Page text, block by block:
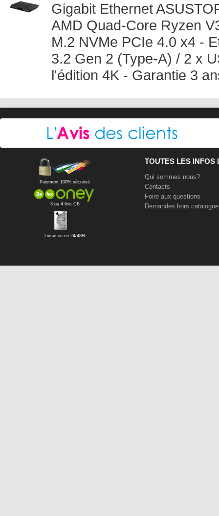
Gigabit Ethernet
AMD Quad-Core Ryzen
M.2 NVMe PCIe 4.0 x4 -
3.2 Gen 2 (Type-A) / 2 x
l'édition 4K - Garantie 3
Paiement 100% sécurisé
3 ou 4 fois CB
Livraison en 24/48H
TOUTES LES INFOS
Qui sommes nous?
Contacts
Foire aux questions
Demandes hors catalogue